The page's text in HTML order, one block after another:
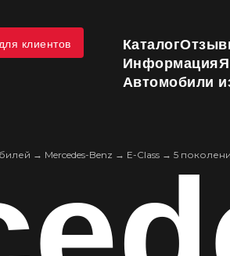
клиентов Каталог
Информация
Автомобили
→ Mercedes-Benz → E-Class→ 5